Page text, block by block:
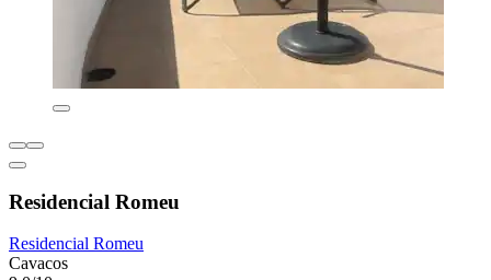
Residencial Romeu
Residencial Romeu
Cavacos